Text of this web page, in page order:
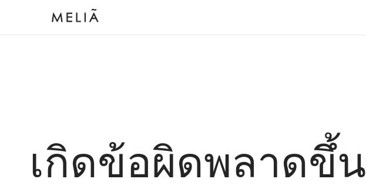
เกิดข้อผิดพลาดขึ้น